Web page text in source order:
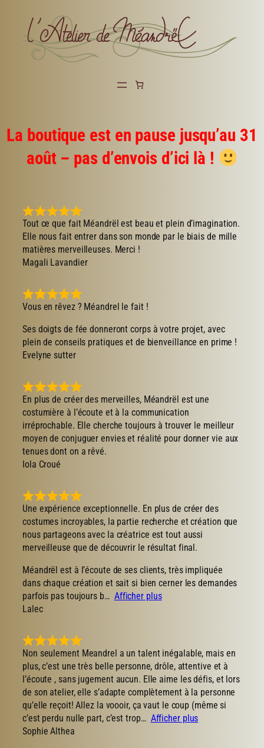
contenu
La boutique est en pause jusqu’au 31
août – pas d’envois d’ici là !
Tout ce que fait Méandrël est beau et plein d’imagination.
Elle nous fait entrer dans son monde par le biais de mille
matières merveilleuses. Merci !
Magali Lavandier
Vous en rêvez ? Méandrel le fait !
Ses doigts de fée donneront corps à votre projet, avec
plein de conseils pratiques et de bienveillance en prime !
Evelyne sutter
En plus de créer des merveilles, Méandrël est une
costumière à l’écoute et à la communication
irréprochable. Elle cherche toujours à trouver le meilleur
moyen de conjuguer envies et réalité pour donner vie aux
tenues dont on a rêvé.
Iola Croué
Une expérience exceptionnelle. En plus de créer des
costumes incroyables, la partie recherche et création que
nous partageons avec la créatrice est tout aussi
merveilleuse que de découvrir le résultat final.
Méandrël est à l’écoute de ses clients, très impliquée
dans chaque création et sait si bien cerner les demandes
parfois pas toujours b
Afficher plus
Lalec
Non seulement Meandrel a un talent inégalable, mais en
plus, c’est une très belle personne, drôle, attentive et à
l’écoute , sans jugement aucun. Elle aime les défis, et lors
de son atelier, elle s’adapte complètement à la personne
qu’elle reçoit! Allez la voooir, ça vaut le coup (même si
c’est perdu nulle part, c’est trop
Afficher plus
Sophie Althea